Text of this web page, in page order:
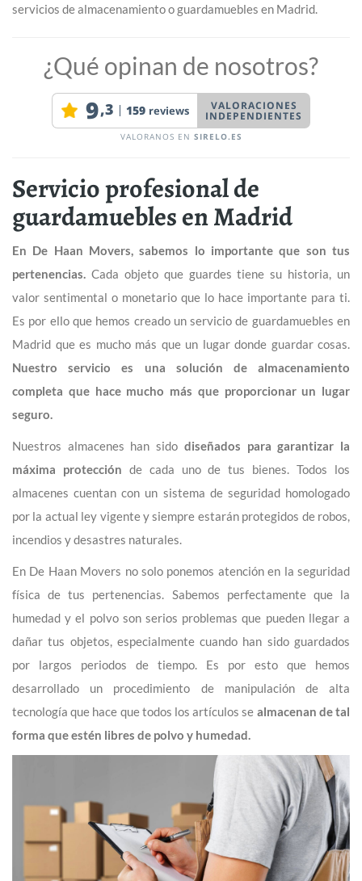
servicios de almacenamiento o guardamuebles en Madrid.
¿Qué opinan de nosotros?
Servicio profesional de
guardamuebles en Madrid
En De Haan Movers, sabemos lo importante que son tus
pertenencias. Cada objeto que guardes tiene su historia, un
valor sentimental o monetario que lo hace importante para ti.
Es por ello que hemos creado un servicio de guardamuebles en
Madrid que es mucho más que un lugar donde guardar cosas.
Nuestro servicio es una solución de almacenamiento
completa que hace mucho más que proporcionar un lugar
seguro.
Nuestros almacenes han sido diseñados para garantizar la
máxima protección de cada uno de tus bienes. Todos los
almacenes cuentan con un sistema de seguridad homologado
por la actual ley vigente y siempre estarán protegidos de robos,
incendios y desastres naturales.
En De Haan Movers no solo ponemos atención en la seguridad
física de tus pertenencias. Sabemos perfectamente que la
humedad y el polvo son serios problemas que pueden llegar a
dañar tus objetos, especialmente cuando han sido guardados
por largos periodos de tiempo. Es por esto que hemos
desarrollado un procedimiento de manipulación de alta
tecnología que hace que todos los artículos se almacenan de tal
forma que estén libres de polvo y humedad.